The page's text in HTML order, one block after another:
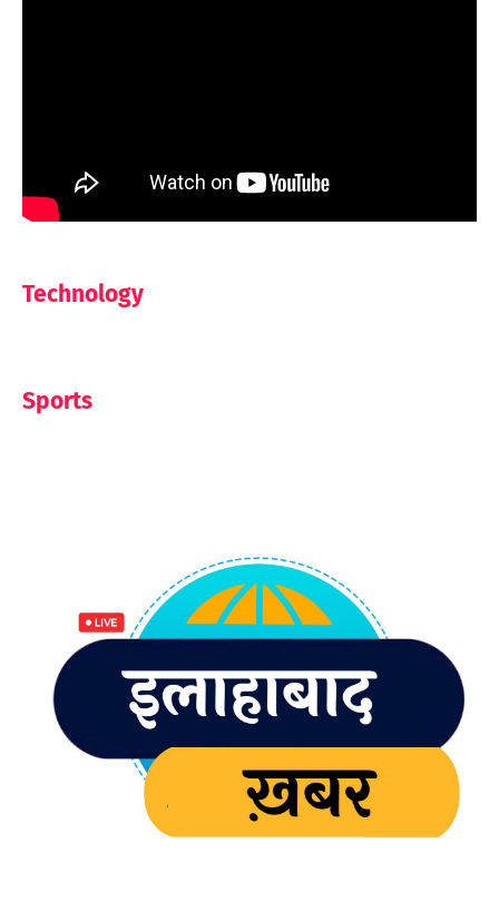
Technology
Sports